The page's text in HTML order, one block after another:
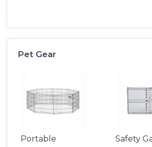
Pet Gear
Portable
Safety